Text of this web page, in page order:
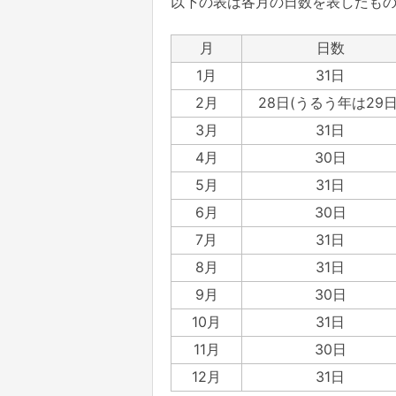
月 日数
1月 31日
2月 28日(うるう年は29
3月 31日
4月 30日
5月 31日
6月 30日
7月 31日
8月 31日
9月 30日
10月 31日
11月 30日
12月 31日